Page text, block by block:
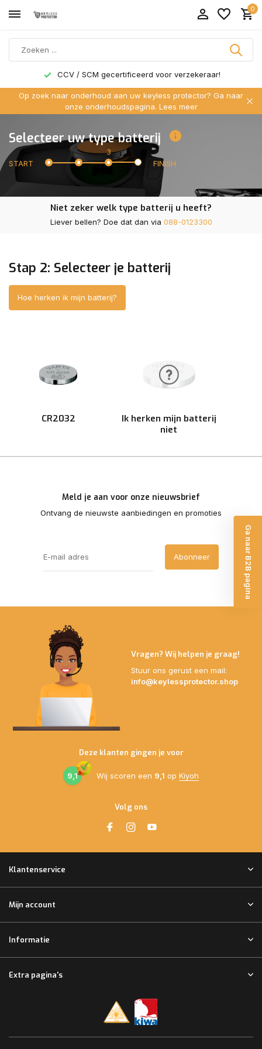
0
CCV / SCM gecertificeerd voor verzekeraar!
Op zoek naar onderhoud aan uw keyless protector? Ga naar
onze onderhoudspagina. Lees meer
Selecteer uw type batterij
START
3
FINISH
Niet zeker welk type batterij u heeft?
Liever bellen? Doe dat dan via 088-0123300
Stap 2: Selecteer je batterij
Hoe herken ik mijn batterij?
CR2032
Ik herken mijn batterij
niet
Meld je aan voor onze nieuwsbrief
Ontvang de nieuwste aanbiedingen en promoties
Abonneer
Vragen? Wij helpen je graag!
Stuur ons gerust een mail:
info@keylessprotector.shop
Deze klanten gingen je voor
9,1 Wij scoren een 9,1 op Kiyoh
Volg ons
Klantenservice
Mijn account
Informatie
Extra pagina's
Ga naar B2B pagina